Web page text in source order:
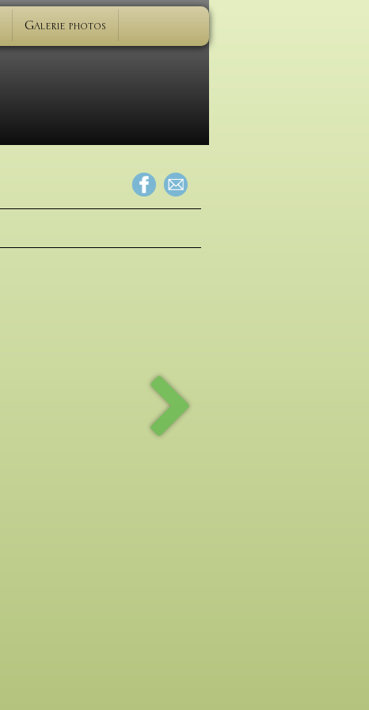
Galerie photos